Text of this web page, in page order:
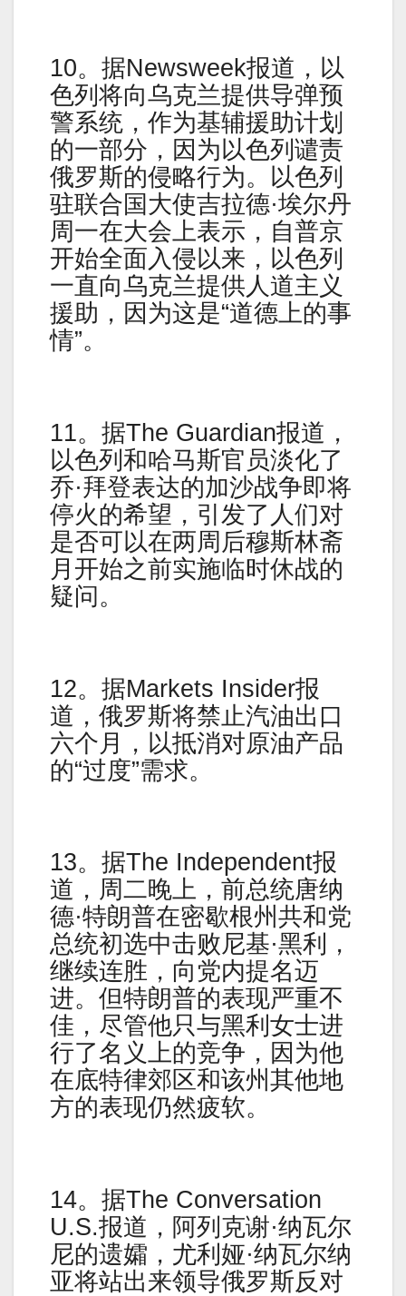
10。据Newsweek报道，以
色列将向乌克兰提供导弹预
警系统，作为基辅援助计划
的一部分，因为以色列谴责
俄罗斯的侵略行为。以色列
驻联合国大使吉拉德·埃尔丹
周一在大会上表示，自普京
开始全面入侵以来，以色列
一直向乌克兰提供人道主义
援助，因为这是“道德上的事
情”。
11。据The Guardian报道，
以色列和哈马斯官员淡化了
乔·拜登表达的加沙战争即将
停火的希望，引发了人们对
是否可以在两周后穆斯林斋
月开始之前实施临时休战的
疑问。
12。据Markets Insider报
道，俄罗斯将禁止汽油出口
六个月，以抵消对原油产品
的“过度”需求。
13。据The Independent报
道，周二晚上，前总统唐纳
德·特朗普在密歇根州共和党
总统初选中击败尼基·黑利，
继续连胜，向党内提名迈
进。但特朗普的表现严重不
佳，尽管他只与黑利女士进
行了名义上的竞争，因为他
在底特律郊区和该州其他地
方的表现仍然疲软。
14。据The Conversation
U.S.报道，阿列克谢·纳瓦尔
尼的遗孀，尤利娅·纳瓦尔纳
亚将站出来领导俄罗斯反对